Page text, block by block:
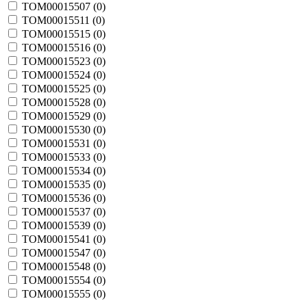
TOM00015507 (0)
TOM00015511 (0)
TOM00015515 (0)
TOM00015516 (0)
TOM00015523 (0)
TOM00015524 (0)
TOM00015525 (0)
TOM00015528 (0)
TOM00015529 (0)
TOM00015530 (0)
TOM00015531 (0)
TOM00015533 (0)
TOM00015534 (0)
TOM00015535 (0)
TOM00015536 (0)
TOM00015537 (0)
TOM00015539 (0)
TOM00015541 (0)
TOM00015547 (0)
TOM00015548 (0)
TOM00015554 (0)
TOM00015555 (0)